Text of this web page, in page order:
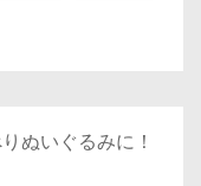
ぬいぐるみに！